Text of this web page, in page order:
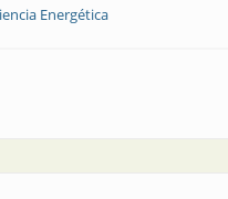
Energética
exposición eficiente